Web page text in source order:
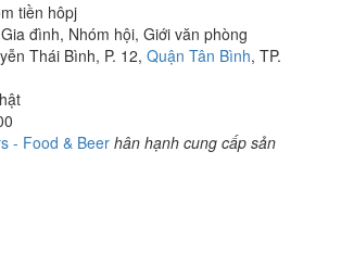
tiền hôpj
Gia đình, Nhóm hội, Giới văn phòng
Thái Bình, P. 12, Quận Tân Bình, TP.
- Food & Beer hân hạnh cung cấp sản